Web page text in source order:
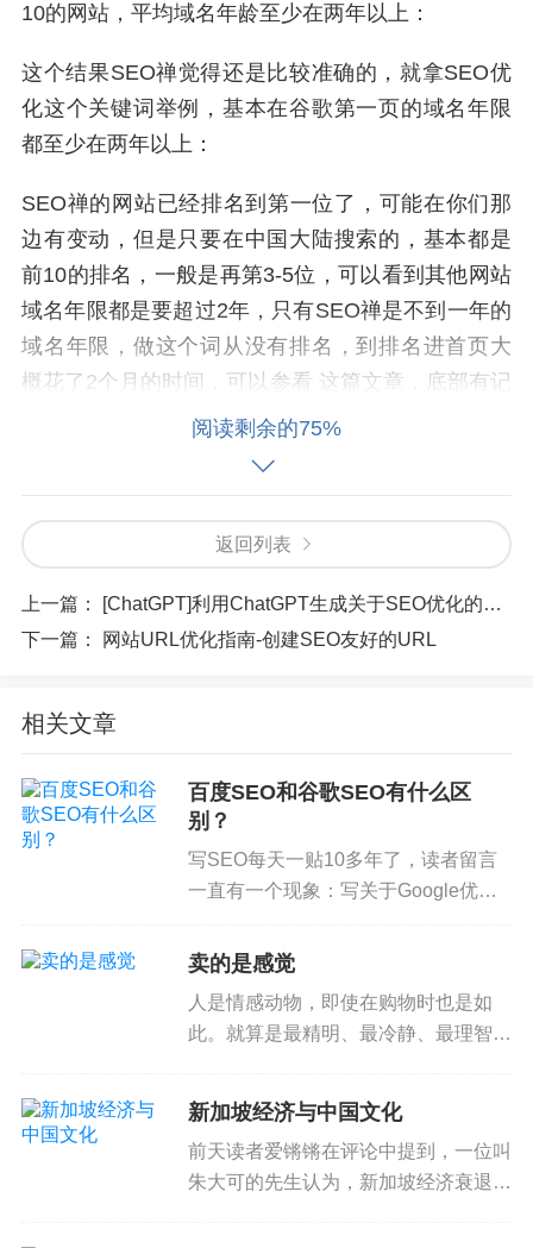
10的网站，平均域名年龄至少在两年以上：
这个结果SEO禅觉得还是比较准确的，就拿SEO优
化这个关键词举例，基本在谷歌第一页的域名年限
都至少在两年以上：
SEO禅的网站已经排名到第一位了，可能在你们那
边有变动，但是只要在中国大陆搜索的，基本都是
前10的排名，一般是再第3-5位，可以看到其他网站
域名年限都是要超过2年，只有SEO禅是不到一年的
域名年限，做这个词从没有排名，到排名进首页大
概花了2个月的时间，可以参看 这篇文章，底部有记
录SEO优化这个词的排名变动情况。
当然新站也是能够排进首页的，只是大概只有1/5的
位，那概率更低，大概只有1%：
SEO禅的网站到现在，已经有多个有流量的关键词
排名在Top 1的位置：
前面简单分析了排在首页的网站大概的域名年限情
况，下面来看看一个页面多久能够有排名？
ahref随机统计了两百万个页面的收录情况，从第一
次收录，到排名进前10，有多少一年以内的页面的
可以看到平均只有5.7%的页面能在一年内排名到前
十，作为大多数普通站长，你们的DR（域名权重）
都大概在30之内，这个概率更低，只有3.0%，在做
用太在意，因为并不是那么容易，大家的情况都一
样。
阅读剩余的75%
返回列表
上一篇：
[ChatGPT]利用ChatGPT生成关于SEO优化的基本要点
下一篇：
网站URL优化指南-创建SEO友好的URL
相关文章
百度SEO和谷歌SEO有什么区
别？
写SEO每天一贴10多年了，读者留言
一直有一个现象：写关于Google优化
术时，经常有读者说，不适用于百度，
一篇利用cano...
卖的是感觉
人是情感动物，即使在购物时也是如
此。就算是最精明、最冷静、最理智的
还是线下，很多购买行为都是冲动性购
买。一些研究就发现，顾客是因为...
新加坡经济与中国文化
前天读者爱锵锵在评论中提到，一位叫
朱大可的先生认为，新加坡经济衰退和